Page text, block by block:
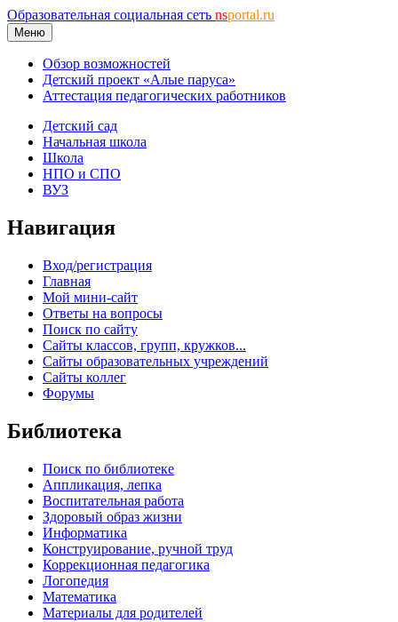
Образовательная социальная сеть nsportal.ru
Меню
Обзор возможностей
Детский проект «Алые паруса»
Аттестация педагогических работников
Детский сад
Начальная школа
Школа
НПО и СПО
ВУЗ
Навигация
Вход/регистрация
Главная
Мой мини-сайт
Ответы на вопросы
Поиск по сайту
Сайты классов, групп, кружков...
Сайты образовательных учреждений
Сайты коллег
Форумы
Библиотека
Поиск по библиотеке
Аппликация, лепка
Воспитательная работа
Здоровый образ жизни
Информатика
Конструирование, ручной труд
Коррекционная педагогика
Логопедия
Математика
Материалы для родителей